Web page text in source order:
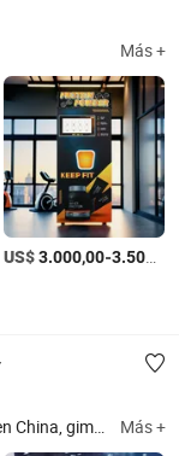
Más +
/Set
US$3.000,00-3.500,00
Equipo de fitness, equipo de fitness fabricado en China, gimnasio, equipo de gimnasio, fitness, equipo de culturismo, equipo de fitness fabricado en China, equipo de gimnasio fabricado en China, equipo de cardio fabricado en China, gimnasio en casa Más +